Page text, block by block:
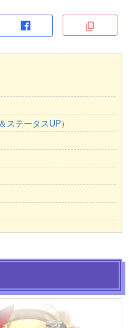
テータスUP）